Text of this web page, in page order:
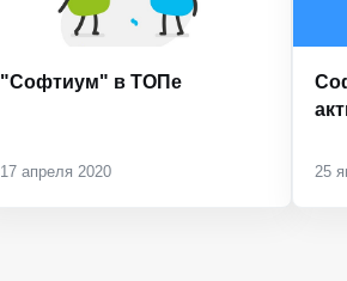
"Софтиум" в ТОПе
17 апреля 2020 25